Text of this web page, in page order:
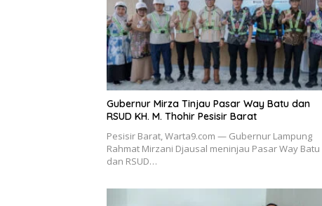
Gubernur Mirza Tinjau Pasar Way Batu dan
RSUD KH. M. Thohir Pesisir Barat
Pesisir Barat, Warta9.com — Gubernur Lampung
Rahmat Mirzani Djausal meninjau Pasar Way Batu
dan RSUD…